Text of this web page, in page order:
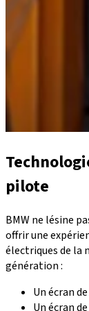
pilote
BMW ne lésine
offrir une
électriques de la
génération :
Un écran
Un écran